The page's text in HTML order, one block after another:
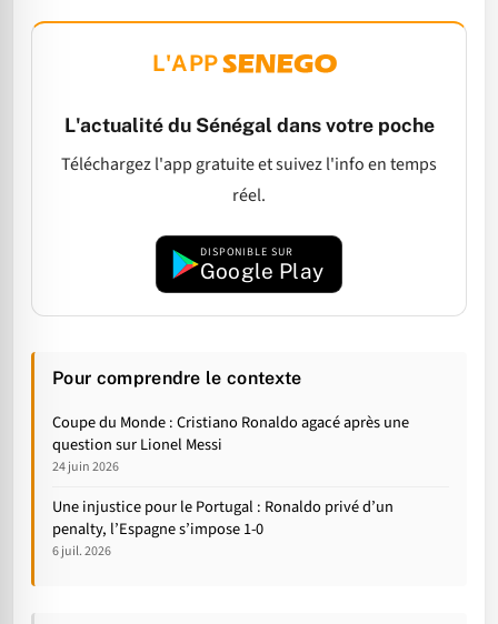
L'APP
L'actualité du Sénégal dans votre poche
Téléchargez l'app gratuite et suivez l'info en temps
réel.
DISPONIBLE SUR
Google Play
Pour comprendre le contexte
Coupe du Monde : Cristiano Ronaldo agacé après une
question sur Lionel Messi
24 juin 2026
Une injustice pour le Portugal : Ronaldo privé d’un
penalty, l’Espagne s’impose 1-0
6 juil. 2026